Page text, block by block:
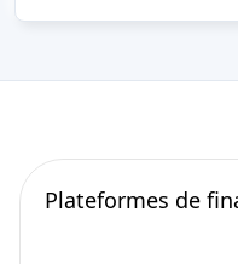
Plateformes de